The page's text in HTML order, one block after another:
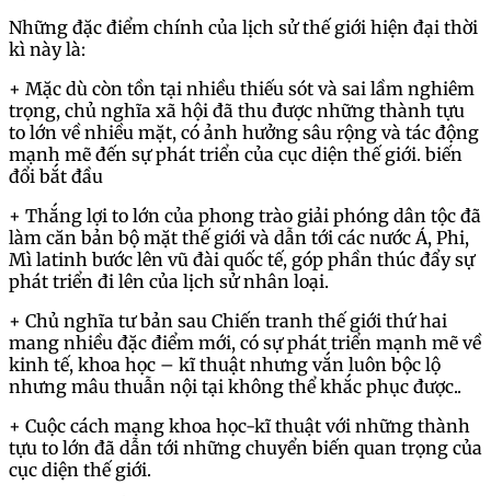
Những đặc điểm chính của lịch sử thế giới hiện đại thời
kì này là:
+ Mặc dù còn tồn tại nhiều thiếu sót và sai lầm nghiêm
trọng, chủ nghĩa xã hội đã thu được những thành tựu
to lớn về nhiều mặt, có ảnh hưởng sâu rộng và tác động
mạnh mẽ đến sự phát triển của cục diện thế giới. biến
đổi bắt đầu
+ Thắng lợi to lớn của phong trào giải phóng dân tộc đã
làm căn bản bộ mặt thế giới và dẫn tới các nước Á, Phi,
Mì latinh bước lên vũ đài quốc tế, góp phần thúc đẩy sự
phát triển đi lên của lịch sử nhân loại.
+ Chủ nghĩa tư bản sau Chiến tranh thế giới thứ hai
mang nhiều đặc điểm mới, có sự phát triển mạnh mẽ về
kinh tế, khoa học – kĩ thuật nhưng vắn luôn bộc lộ
nhưng mâu thuẫn nội tại không thể khắc phục được..
+ Cuộc cách mạng khoa học-kĩ thuật với những thành
tựu to lớn đã dẫn tới những chuyển biến quan trọng của
cục diện thế giới.